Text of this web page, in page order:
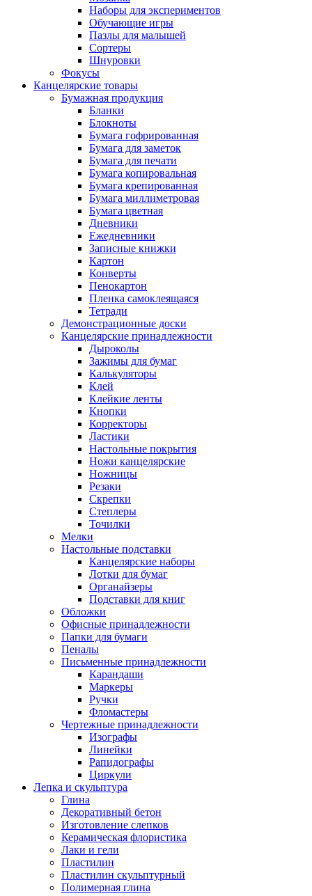
Наборы для экспериментов
Обучающие игры
Пазлы для малышей
Сортеры
Шнуровки
Фокусы
Канцелярские товары
Бумажная продукция
Бланки
Блокноты
Бумага гофрированная
Бумага для заметок
Бумага для печати
Бумага копировальная
Бумага крепированная
Бумага миллиметровая
Бумага цветная
Дневники
Ежедневники
Записные книжки
Картон
Конверты
Пенокартон
Пленка самоклеящаяся
Тетради
Демонстрационные доски
Канцелярские принадлежности
Дыроколы
Зажимы для бумаг
Калькуляторы
Клей
Клейкие ленты
Кнопки
Корректоры
Ластики
Настольные покрытия
Ножи канцелярские
Ножницы
Резаки
Скрепки
Степлеры
Точилки
Мелки
Настольные подставки
Канцелярские наборы
Лотки для бумаг
Органайзеры
Подставки для книг
Обложки
Офисные принадлежности
Папки для бумаги
Пеналы
Письменные принадлежности
Карандаши
Маркеры
Ручки
Фломастеры
Чертежные принадлежности
Изографы
Линейки
Рапидографы
Циркули
Лепка и скульптура
Глина
Декоративный бетон
Изготовление слепков
Керамическая флористика
Лаки и гели
Пластилин
Пластилин скульптурный
Полимерная глина